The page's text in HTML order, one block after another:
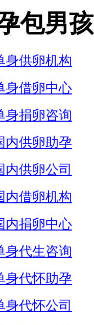
包男孩
身供卵机构
身借卵中心
身捐卵咨询
内供卵助孕
内供卵公司
内借卵机构
内捐卵中心
身代生咨询
身代怀助孕
身代怀公司